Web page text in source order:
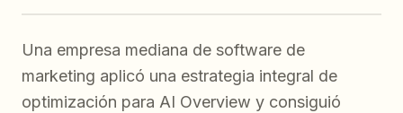
Una empresa mediana de software de
marketing aplicó una estrategia integral de
optimización para AI Overview y consiguió